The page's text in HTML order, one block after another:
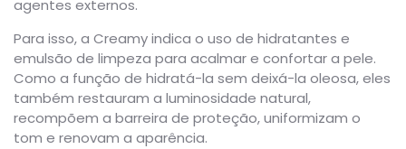
agentes externos.
Para isso, a Creamy indica o uso de hidratantes e
emulsão de limpeza para acalmar e confortar a pele.
Como a função de hidratá-la sem deixá-la oleosa, eles
também restauram a luminosidade natural,
recompõem a barreira de proteção, uniformizam o
tom e renovam a aparência.